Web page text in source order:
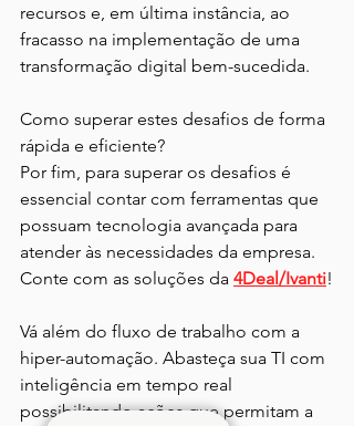
recursos e, em última instância, ao
fracasso na implementação de uma
transformação digital bem-sucedida.
Como superar estes desafios de forma
rápida e eficiente?
Por fim, para superar os desafios é
essencial contar com ferramentas que
possuam tecnologia avançada para
atender às necessidades da empresa.
Conte com as soluções da 4Deal/Ivanti!
Vá além do fluxo de trabalho com a
hiper-automação. Abasteça sua TI com
inteligência em tempo real
possibilitando ações que permitam a